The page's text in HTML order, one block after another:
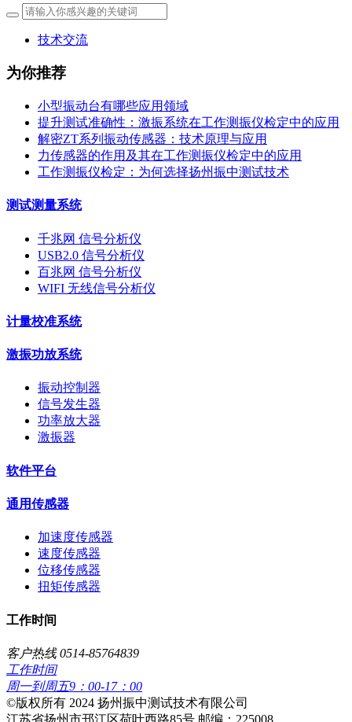
技术交流
为你推荐
小型振动台有哪些应用领域
提升测试准确性：激振系统在工作测振仪检定中的应用
解密ZT系列振动传感器：技术原理与应用
力传感器的作用及其在工作测振仪检定中的应用
工作测振仪检定：为何选择扬州振中测试技术
测试测量系统
千兆网 信号分析仪
USB2.0 信号分析仪
百兆网 信号分析仪
WIFI 无线信号分析仪
计量校准系统
激振功放系统
振动控制器
信号发生器
功率放大器
激振器
软件平台
通用传感器
加速度传感器
速度传感器
位移传感器
扭矩传感器
工作时间
客户热线 0514-85764839
工作时间
周一到周五9：00-17：00
​©版权所有 2024 扬州振中测试技术有限公司
江苏省扬州市邗江区荷叶西路85号 邮编：225008